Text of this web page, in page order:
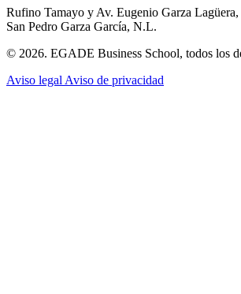
Rufino Tamayo y Av. Eugenio Garza
San Pedro Garza García, N.L.
© 2026. EGADE Business School, todos los
Aviso legal Aviso de privacidad